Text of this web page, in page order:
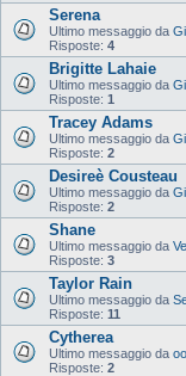
Serena
Ultimo messaggio da
Risposte: 4
Brigitte Lahaie
Ultimo messaggio da
Risposte: 1
Tracey Adams
Ultimo messaggio da
Risposte: 2
Desireè Cousteau
Ultimo messaggio da
Risposte: 2
Shane
Ultimo messaggio da
Risposte: 3
Taylor Rain
Ultimo messaggio da
Risposte: 11
Cytherea
Ultimo messaggio da
Risposte: 2